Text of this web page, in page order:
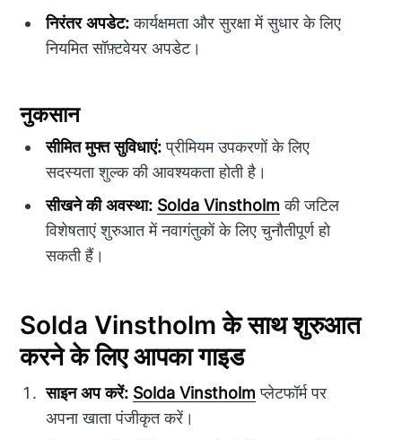
निरंतर अपडेट:कार्यक्षमता और सुरक्षा में सुधार के लिए
नियमित सॉफ़्टवेयर अपडेट।
नुकसान
सीमित मुफ्त सुविधाएं:प्रीमियम उपकरणों के लिए
सदस्यता शुल्क की आवश्यकता होती है।
सीखने की अवस्था: Solda Vinstholm की जटिल
विशेषताएं शुरुआत में नवागंतुकों के लिए चुनौतीपूर्ण हो
सकती हैं।
Solda Vinstholm के साथ शुरुआत
करने के लिए आपका गाइड
साइन अप करें: Solda Vinstholm प्लेटफॉर्म पर
अपना खाता पंजीकृत करें।